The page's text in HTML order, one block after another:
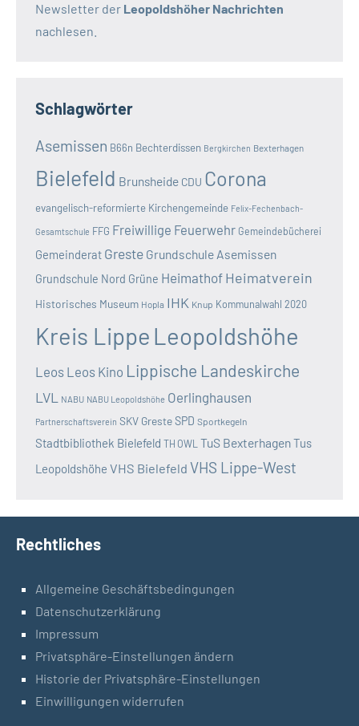
Newsletter der Leopoldshöher Nachrichten
nachlesen.
Schlagwörter
Asemissen B66n Bechterdissen Bergkirchen Bexterhagen
Bielefeld Brunsheide CDU Corona
evangelisch-reformierte Kirchengemeinde Felix-Fechenbach-
Gesamtschule FFG Freiwillige Feuerwehr Gemeindebücherei
Gemeinderat Greste Grundschule Asemissen
Grundschule Nord Grüne Heimathof Heimatverein
Historisches Museum Hopla IHK Knup Kommunalwahl 2020
Kreis Lippe Leopoldshöhe
Leos Leos Kino Lippische Landeskirche
LVL NABU NABU Leopoldshöhe Oerlinghausen
Partnerschaftsverein SKV GresteSPD Sportkegeln
Stadtbibliothek Bielefeld TH OWL TuS BexterhagenTus
Leopoldshöhe VHS Bielefeld VHS Lippe-West
Rechtliches
Allgemeine Geschäftsbedingungen
Datenschutzerklärung
Impressum
Privatsphäre-Einstellungen ändern
Historie der Privatsphäre-Einstellungen
Einwilligungen widerrufen